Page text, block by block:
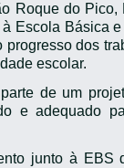
Roque do
Escola Básica
dos
escolar.
de um
e adequado
junto à